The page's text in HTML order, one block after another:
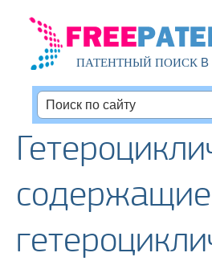
ПАТЕНТНЫЙ ПОИСКВ